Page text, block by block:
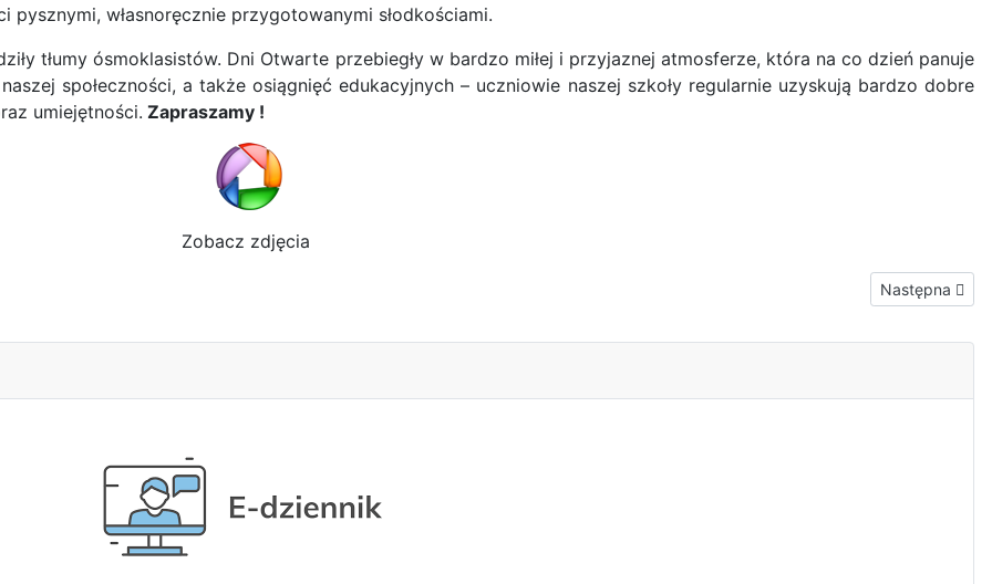
pysznymi, własnoręcznie przygotowanymi słodkościami.
tłumy ósmoklasistów. Dni Otwarte przebiegły w bardzo miłej i przyjaznej atmosferze, która na co dzień panuje
społeczności, a także osiągnięć edukacyjnych – uczniowie naszej szkoły regularnie uzyskują bardzo dobre
umiejętności. Zapraszamy !
Zobacz zdjęcia
3 Maja Następna
Następna